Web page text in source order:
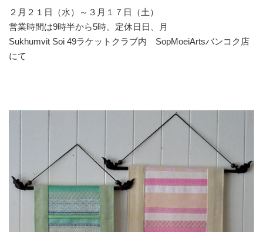
２月２１日（水）～３月１７日（土）
営業時間は9時半から5時。定休日日、月
Sukhumvit Soi 49ラケットクラブ内 SopMoeiArtsバンコク店
にて